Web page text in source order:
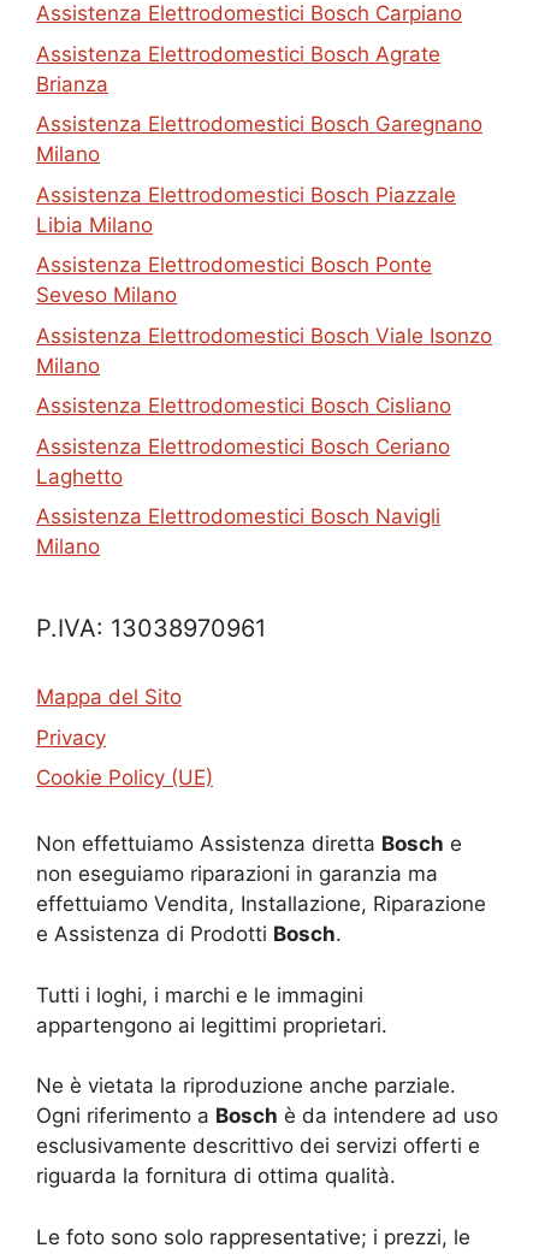
Assistenza Elettrodomestici Bosch Carpiano
Assistenza Elettrodomestici Bosch Agrate
Brianza
Assistenza Elettrodomestici Bosch Garegnano
Milano
Assistenza Elettrodomestici Bosch Piazzale
Libia Milano
Assistenza Elettrodomestici Bosch Ponte
Seveso Milano
Assistenza Elettrodomestici Bosch Viale Isonzo
Milano
Assistenza Elettrodomestici Bosch Cisliano
Assistenza Elettrodomestici Bosch Ceriano
Laghetto
Assistenza Elettrodomestici Bosch Navigli
Milano
P.IVA: 13038970961
Mappa del Sito
Privacy
Cookie Policy (UE)
Non effettuiamo Assistenza diretta Bosch e
non eseguiamo riparazioni in garanzia ma
effettuiamo Vendita, Installazione, Riparazione
e Assistenza di Prodotti Bosch.
Tutti i loghi, i marchi e le immagini
appartengono ai legittimi proprietari.
Ne è vietata la riproduzione anche parziale.
Ogni riferimento a Bosch è da intendere ad uso
esclusivamente descrittivo dei servizi offerti e
riguarda la fornitura di ottima qualità.
Le foto sono solo rappresentative; i prezzi, le